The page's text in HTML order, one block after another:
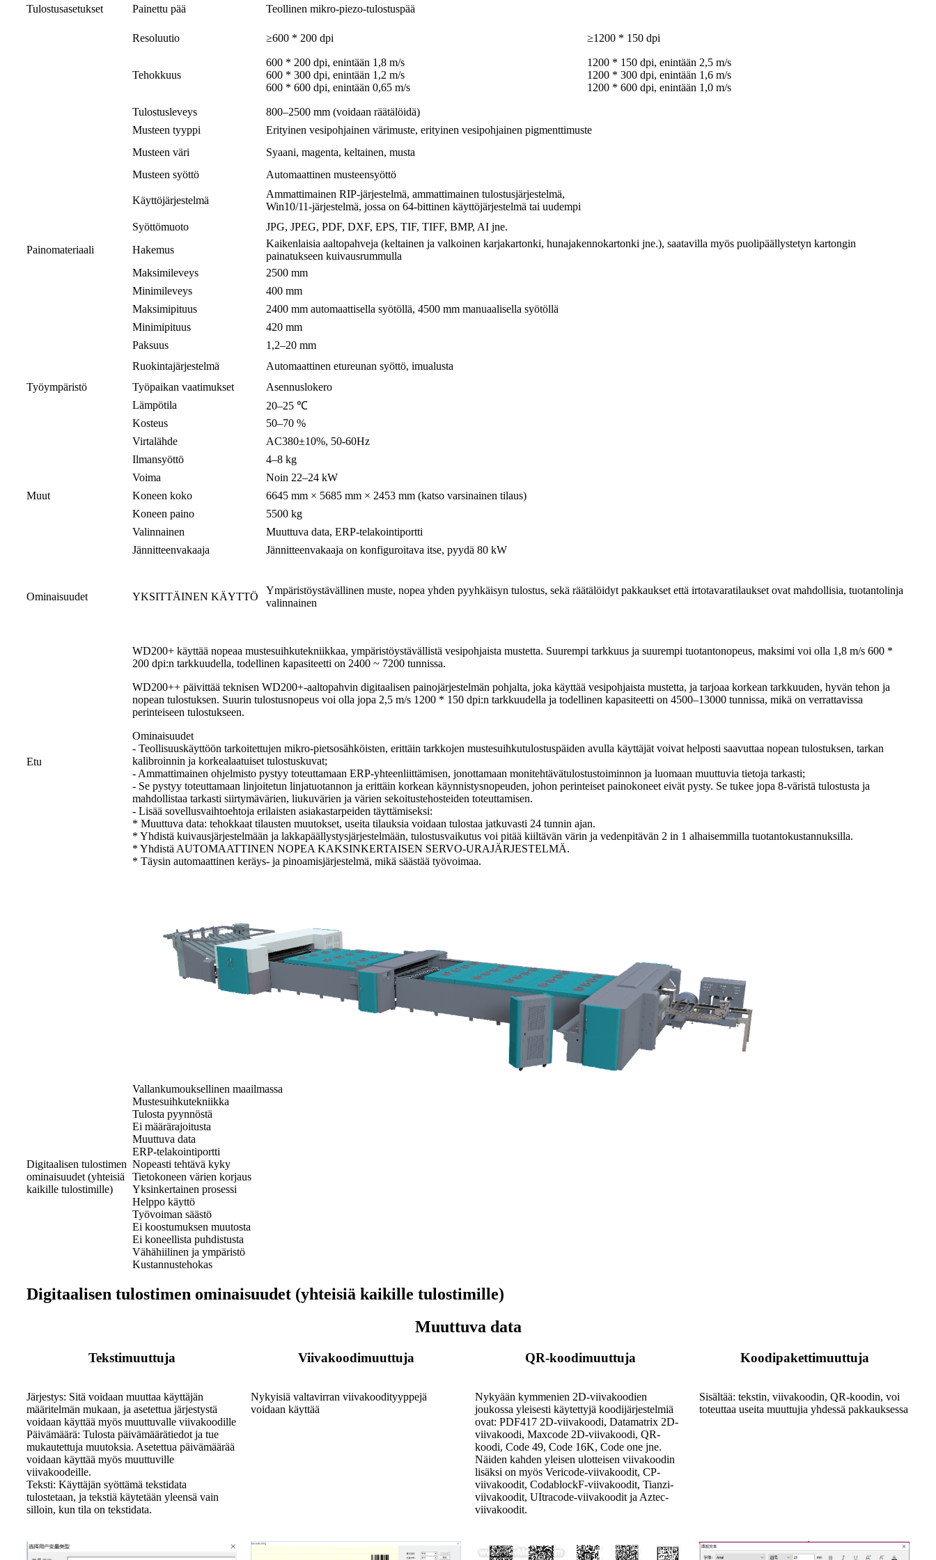
Tulostusasetukset Painettu pää Teollinen mikro-piezo-tulostuspää
Resoluutio ≥600 * 200 dpi ≥1200 * 150 dpi
Tehokkuus
600 * 200 dpi, enintään 1,8 m/s
600 * 300 dpi, enintään 1,2 m/s
600 * 600 dpi, enintään 0,65 m/s
1200 * 150 dpi, enintään 2,5 m/s
1200 * 300 dpi, enintään 1,6 m/s
1200 * 600 dpi, enintään 1,0 m/s
Tulostusleveys
800–2500 mm (voidaan räätälöidä)
Musteen tyyppi
Erityinen vesipohjainen värimuste, erityinen vesipohjainen pigmenttimuste
Musteen väri
Syaani, magenta, keltainen, musta
Musteen syöttö
Automaattinen musteensyöttö
Käyttöjärjestelmä
Ammattimainen RIP-järjestelmä, ammattimainen tulostusjärjestelmä,
Win10/11-järjestelmä, jossa on 64-bittinen käyttöjärjestelmä tai uudempi
Syöttömuoto
JPG, JPEG, PDF, DXF, EPS, TIF, TIFF, BMP, AI jne.
Painomateriaali
Hakemus
Kaikenlaisia ​​aaltopahveja (keltainen ja valkoinen karjakartonki, hunajakennokartonki jne.), saatavilla myös puolipäällystetyn kartongin
painatukseen kuivausrummulla
Maksimileveys
2500 mm
Minimileveys
400 mm
Maksimipituus
2400 mm automaattisella syötöllä, 4500 mm manuaalisella syötöllä
Minimipituus
420 mm
Paksuus
1,2–20 mm
Ruokintajärjestelmä
Automaattinen etureunan syöttö, imualusta
Työympäristö
Työpaikan vaatimukset
Asennuslokero
Lämpötila
20–25 ℃
Kosteus
50–70 %
Virtalähde
AC380±10%, 50-60Hz
Ilmansyöttö
4–8 kg
Voima
Noin 22–24 kW
Muut
Koneen koko
6645 mm × 5685 mm × 2453 mm (katso varsinainen tilaus)
Koneen paino
5500 kg
Valinnainen
Muuttuva data, ERP-telakointiportti
Jännitteenvakaaja
Jännitteenvakaaja on konfiguroitava itse, pyydä 80 kW
Ominaisuudet YKSITTÄINEN KÄYTTÖ
Ympäristöystävällinen muste, nopea yhden pyyhkäisyn tulostus, sekä räätälöidyt pakkaukset että irtotavaratilaukset ovat mahdollisia, tuotantolinja
valinnainen
Etu
WD200+ käyttää nopeaa mustesuihkutekniikkaa, ympäristöystävällistä vesipohjaista mustetta. Suurempi tarkkuus ja suurempi tuotantonopeus, maksimi voi olla 1,8 m/s 600 *
200 dpi:n tarkkuudella, todellinen kapasiteetti on 2400 ~ 7200 tunnissa.
WD200++ päivittää teknisen WD200+-aaltopahvin digitaalisen painojärjestelmän pohjalta, joka käyttää vesipohjaista mustetta, ja tarjoaa korkean tarkkuuden, hyvän tehon ja
nopean tulostuksen. Suurin tulostusnopeus voi olla jopa 2,5 m/s 1200 * 150 dpi:n tarkkuudella ja todellinen kapasiteetti on 4500–13000 tunnissa, mikä on verrattavissa
perinteiseen tulostukseen.
Ominaisuudet
- Teollisuuskäyttöön tarkoitettujen mikro-pietsosähköisten, erittäin tarkkojen mustesuihkutulostuspäiden avulla käyttäjät voivat helposti saavuttaa nopean tulostuksen, tarkan
kalibroinnin ja korkealaatuiset tulostuskuvat;
- Ammattimainen ohjelmisto pystyy toteuttamaan ERP-yhteenliittämisen, jonottamaan monitehtävätulostustoiminnon ja luomaan muuttuvia tietoja tarkasti;
- Se pystyy toteuttamaan linjoitetun linjatuotannon ja erittäin korkean käynnistysnopeuden, johon perinteiset painokoneet eivät pysty. Se tukee jopa 8-väristä tulostusta ja
mahdollistaa tarkasti siirtymävärien, liukuvärien ja värien sekoitustehosteiden toteuttamisen.
- Lisää sovellusvaihtoehtoja erilaisten asiakastarpeiden täyttämiseksi:
* Muuttuva data: tehokkaat tilausten muutokset, useita tilauksia voidaan tulostaa jatkuvasti 24 tunnin ajan.
* Yhdistä kuivausjärjestelmään ja lakkapäällystysjärjestelmään, tulostusvaikutus voi pitää kiiltävän värin ja vedenpitävän 2 in 1 alhaisemmilla tuotantokustannuksilla.
* Yhdistä AUTOMAATTINEN NOPEA KAKSINKERTAISEN SERVO-URAJÄRJESTELMÄ.
* Täysin automaattinen keräys- ja pinoamisjärjestelmä, mikä säästää työvoimaa.
Digitaalisen tulostimen
ominaisuudet (yhteisiä
kaikille tulostimille)
Vallankumouksellinen maailmassa
Mustesuihkutekniikka
Tulosta pyynnöstä
Ei määrärajoitusta
Muuttuva data
ERP-telakointiportti
Nopeasti tehtävä kyky
Tietokoneen värien korjaus
Yksinkertainen prosessi
Helppo käyttö
Työvoiman säästö
Ei koostumuksen muutosta
Ei koneellista puhdistusta
Vähähiilinen ja ympäristö
Kustannustehokas
Digitaalisen tulostimen ominaisuudet (yhteisiä kaikille tulostimille)
Muuttuva data
Tekstimuuttuja
Järjestys: Sitä voidaan muuttaa käyttäjän
määritelmän mukaan, ja asetettua järjestystä
voidaan käyttää myös muuttuvalle viivakoodille
Päivämäärä: Tulosta päivämäärätiedot ja tue
mukautettuja muutoksia. Asetettua päivämäärää
voidaan käyttää myös muuttuville
viivakoodeille.
Teksti: Käyttäjän syöttämä tekstidata
tulostetaan, ja tekstiä käytetään yleensä vain
silloin, kun tila on tekstidata.
Viivakoodimuuttuja
Nykyisiä valtavirran viivakoodityyppejä
voidaan käyttää
QR-koodimuuttuja
Nykyään kymmenien 2D-viivakoodien
joukossa yleisesti käytettyjä koodijärjestelmiä
ovat: PDF417 2D-viivakoodi, Datamatrix 2D-
viivakoodi, Maxcode 2D-viivakoodi, QR-
koodi, Code 49, Code 16K, Code one jne.
Näiden kahden yleisen ulotteisen viivakoodin
lisäksi on myös Vericode-viivakoodit, CP-
viivakoodit, CodablockF-viivakoodit, Tianzi-
viivakoodit, UItracode-viivakoodit ja Aztec-
viivakoodit.
Koodipakettimuuttuja
Sisältää: tekstin, viivakoodin, QR-koodin, voi
toteuttaa useita muuttujia yhdessä pakkauksessa